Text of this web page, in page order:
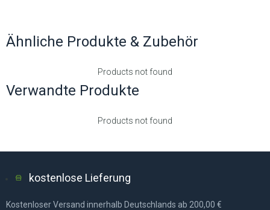
Ähnliche Produkte & Zubehör
Products not found
Verwandte Produkte
Products not found
kostenlose Lieferung
Kostenloser Versand innerhalb Deutschlands ab 200,00 €